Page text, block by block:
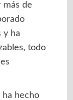
más de
y ha
todo
hecho